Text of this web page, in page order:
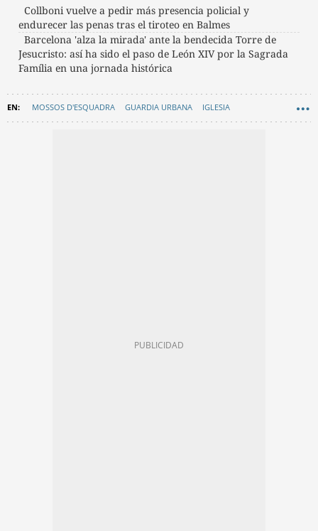
Collboni vuelve a pedir más presencia policial y
endurecer las penas tras el tiroteo en Balmes
Barcelona 'alza la mirada' ante la bendecida Torre de
Jesucristo: así ha sido el paso de León XIV por la Sagrada
Família en una jornada histórica
MOSSOS D'ESQUADRA GUARDIA URBANA IGLESIA